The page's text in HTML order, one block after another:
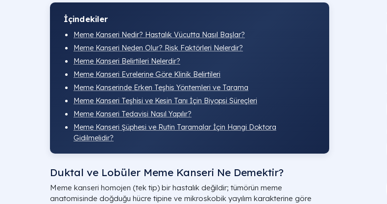
İçindekiler
Meme Kanseri Nedir? Hastalık Vücutta Nasıl Başlar?
Meme Kanseri Neden Olur? Risk Faktörleri Nelerdir?
Meme Kanseri Belirtileri Nelerdir?
Meme Kanseri Evrelerine Göre Klinik Belirtileri
Meme Kanserinde Erken Teşhis Yöntemleri ve Tarama
Meme Kanseri Teşhisi ve Kesin Tanı İçin Biyopsi Süreçleri
Meme Kanseri Tedavisi Nasıl Yapılır?
Meme Kanseri Şüphesi ve Rutin Taramalar İçin Hangi Doktora
Gidilmelidir?
Duktal ve Lobüler Meme Kanseri Ne Demektir?
Meme kanseri homojen (tek tip) bir hastalık değildir; tümörün meme
anatomisinde doğduğu hücre tipine ve mikroskobik yayılım karakterine göre